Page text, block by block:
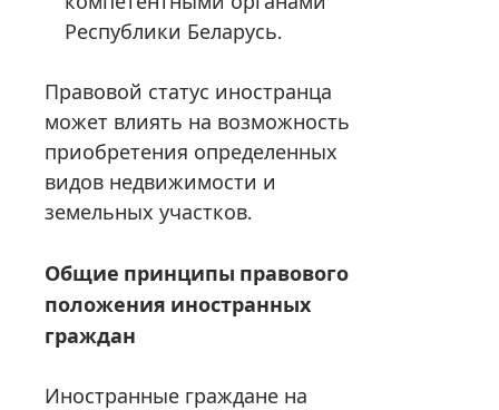
Республики Беларусь.
Правовой статус иностранца
может влиять на возможность
приобретения определенных
видов недвижимости и
земельных участков.
Общие принципы правового
положения иностранных
граждан
Иностранные граждане на